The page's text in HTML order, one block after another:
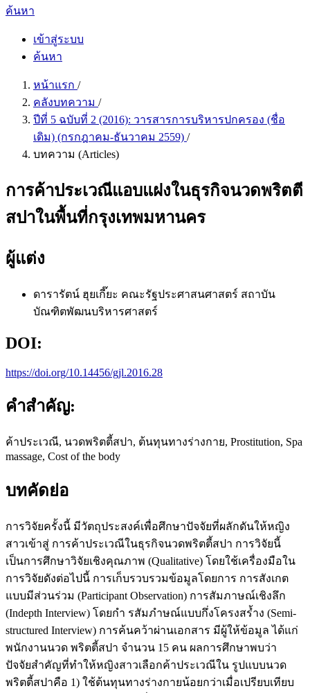
ค้นหา
เข้าสู่ระบบ
ค้นหา
หน้าแรก /
คลังบทความ /
ปีที่ 5 ฉบับที่ 2 (2016): วารสารการบริหารปกครอง (ชื่อ
เดิม) (กรกฎาคม-ธันวาคม 2559) /
บทความ (Articles)
การค้าประเวณีแอบแฝงในธุรกิจนวดพริตตี
สปาในพื้นที่กรุงเทพมหานคร
ผู้แต่ง
ดารารัตน์ ฮุยเกี๊ยะ คณะรัฐประศาสนศาสตร์ สถาบัน
บัณฑิตพัฒนบริหารศาสตร์
DOI:
https://doi.org/10.14456/gjl.2016.28
คำสำคัญ:
ค้าประเวณี, นวดพริตตี้สปา, ต้นทุนทางร่างกาย, Prostitution, Spa
massage, Cost of the body
บทคัดย่อ
การวิจัยครั้งนี้ มีวัตถุประสงค์เพื่อศึกษาปัจจัยที่ผลักดันให้หญิง
สาวเข้าสู่ การค้าประเวณีในธุรกิจนวดพริตตี้สปา การวิจัยนี้
เป็นการศึกษาวิจัยเชิงคุณภาพ (Qualitative) โดยใช้เครื่องมือใน
การวิจัยดังต่อไปนี้ การเก็บรวบรวมข้อมูลโดยการ การสังเกต
แบบมีส่วนร่วม (Participant Observation) การสัมภาษณ์เชิงลึก
(Indepth Interview) โดยกำ รสัมภำษณ์แบบกึ่งโครงสร้ำง (Semi-
structured Interview) การค้นคว้าผ่านเอกสาร มีผู้ให้ข้อมูล ได้แก่
พนักงานนวด พริตตี้สปา จำนวน 15 คน ผลการศึกษาพบว่า
ปัจจัยสำคัญที่ทำให้หญิงสาวเลือกค้าประเวณีใน รูปแบบนวด
พริตตี้สปาคือ 1) ใช้ต้นทุนทางร่างกายน้อยกว่าเมื่อเปรียบเทียบ